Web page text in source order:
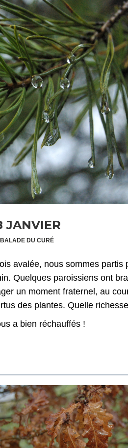
JANVIER
BALADE DU CURÉ
avalée, nous sommes partis
Quelques paroissiens ont
un moment fraternel, au
des plantes. Quelle
a bien réchauffés !